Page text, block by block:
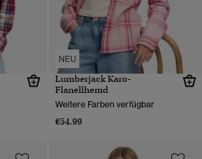
NEU
Lumberjack Karo-
Flanellhemd
Weitere Farben verfügbar
€54.99